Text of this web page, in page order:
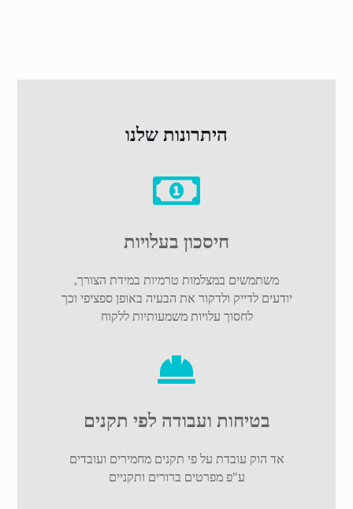
היתרונות שלנו
חיסכון בעלויות
משתמשים במצלמות טרמיות במידת הצורך,
יודעים לדייק ולדקור את הבעיה באופן ספציפי וכך
לחסוך עלויות משמעותיות ללקוח
בטיחות ועבודה לפי תקנים
אד הוק עובדת על פי תקנים מחמירים ועובדים
ע"פ מפרטים ברורים ותקניים